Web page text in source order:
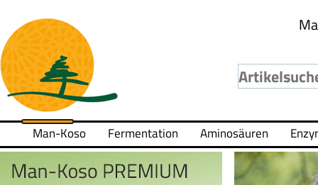
Man-Koso Fermentation Aminosäuren